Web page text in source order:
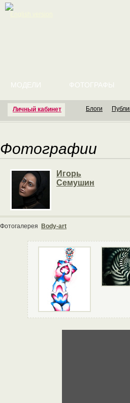
Личный кабинет
МОДЕЛИ ФОТОГРАФЫ
Блоги
Фотографии
Игорь
Семушин
Фотогалерея Body-art